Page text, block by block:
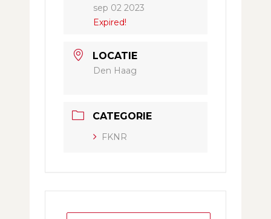
sep 02 2023
Expired!
LOCATIE
Den Haag
CATEGORIE
FKNR